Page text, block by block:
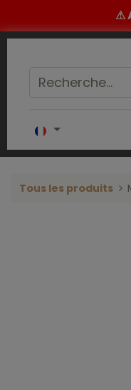
⚠
Un
Tous les produits